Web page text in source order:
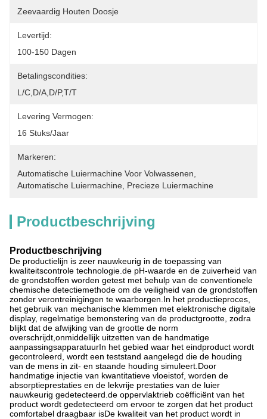
Zeevaardig Houten Doosje
Levertijd:
100-150 Dagen
Betalingscondities:
L/C,D/A,D/P,T/T
Levering Vermogen:
16 Stuks/jaar
Markeren:
Automatische Luiermachine Voor Volwassenen
Automatische Luiermachine Precieze Luiermachine
Productbeschrijving
Productbeschrijving
De productielijn is zeer nauwkeurig in de toepassing van
kwaliteitscontrole technologie.de pH-waarde en de zuiverheid van
de grondstoffen worden getest met behulp van de conventionele
chemische detectiemethode om de veiligheid van de grondstoffen
zonder verontreinigingen te waarborgen.In het productieproces,
het gebruik van mechanische klemmen met elektronische digitale
display, regelmatige bemonstering van de productgrootte, zodra
blijkt dat de afwijking van de grootte de norm
overschrijdt,onmiddellijk uitzetten van de handmatige
aanpassingsapparatuurIn het gebied waar het eindproduct wordt
gecontroleerd, wordt een teststand aangelegd die de houding
van de mens in zit- en staande houding simuleert.Door
handmatige injectie van kwantitatieve vloeistof, worden de
absorptieprestaties en de lekvrije prestaties van de luier
nauwkeurig gedetecteerd.de oppervlaktrieb coëfficiënt van het
product wordt gedetecteerd om ervoor te zorgen dat het product
comfortabel draagbaar isDe kwaliteit van het product wordt in